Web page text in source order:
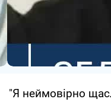
"Я неймовірно